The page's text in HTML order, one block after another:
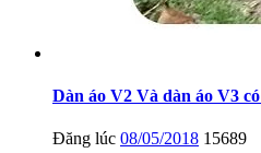
Dàn áo V2 Và dàn áo V3
Đăng lúc 08/05/2018 15689